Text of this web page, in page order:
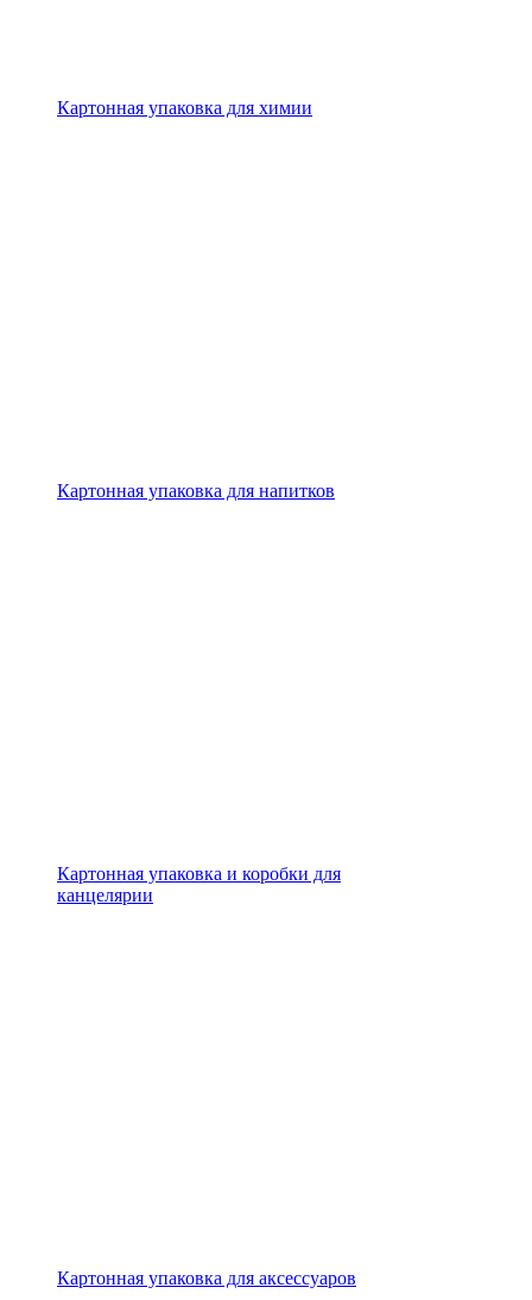
Картонная упаковка для химии
Картонная упаковка для напитков
Картонная упаковка и коробки для
канцелярии
Картонная упаковка для аксессуаров